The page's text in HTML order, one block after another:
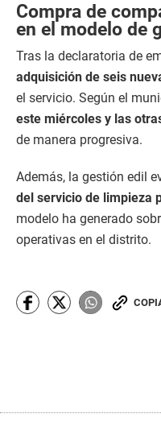
Compra de
en el modelo de
Tras la declaratoria de
adquisición de seis
el servicio. Según el
este miércoles y las
de manera progresiva.
Además, la gestión edil
del servicio de limpieza
modelo ha generado
operativas en el distrito.